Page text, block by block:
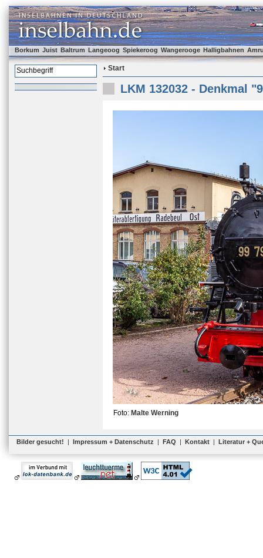
Borkum Juist Baltrum Langeoog Spiekeroog Wangerooge Halligbahnen
Start
LKM 132032 - Denkmal
Foto: Malte Werning
Bilder gesucht! | Impressum + Datenschutz | FAQ | Kontakt | Literatur +